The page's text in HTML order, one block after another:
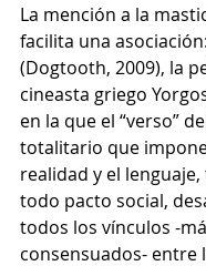
La mención a la
facilita una
(Dogtooth, 2009), la
cineasta griego
en la que el “verso”
totalitario que
realidad y el
todo pacto social,
todos los vínculos -
consensuados- entre